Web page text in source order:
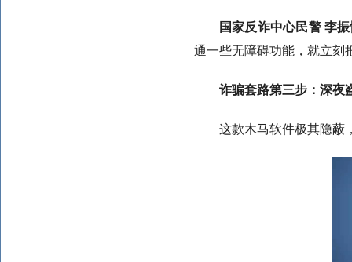
国家反诈中心民警 李
通一些无障碍功能，就立刻
诈骗套路第三步：深夜
这款木马软件极其隐蔽